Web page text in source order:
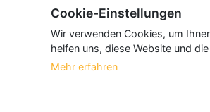
Cookie-Einstellungen
Wir verwenden Cookies, um
helfen uns, diese Website und
Mehr erfahren